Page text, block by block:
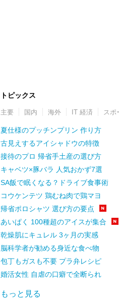
トピックス
主要 国内 海外 IT 経済 スポ
夏仕様のプッチンプリン 作り方
古見えするアイシャドウの特徴
接待のプロ 帰省手土産の選び方
キャベツ×豚バラ 人気おかず7選
SA飯で眠くなる？ドライブ食事術
コウケンテツ 鶏むね肉で鶏マヨ
帰省ポロシャツ 選び方の要点
あいぱく 100種超のアイスが集合
乾燥肌にキュレル 3ヶ月の実感
脳科学者が勧める身近な食べ物
包丁もガスも不要 プラ弁レシピ
婚活女性 自虐の口癖で全断られ
もっと見る